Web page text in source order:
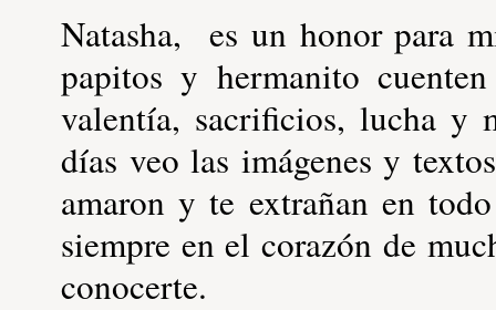
Natasha, es un honor para
papitos y hermanito
valentía, sacrificios, lucha
días veo las imágenes y
amaron y te extrañan en
siempre en el corazón de
conocerte.